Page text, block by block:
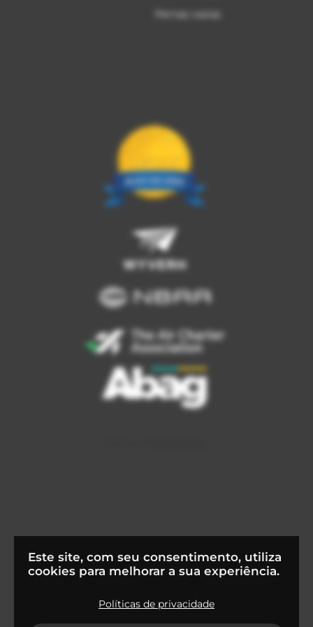
Pernas vazias
Este site, com seu consentimento, utiliza
cookies para melhorar a sua experiência.
Políticas de privacidade